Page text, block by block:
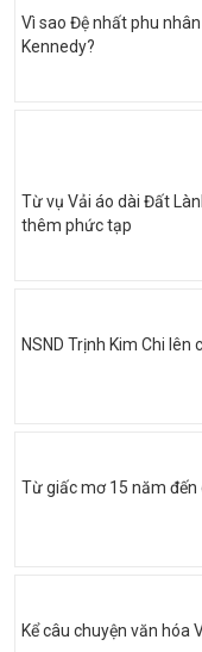
Vì sao Đệ nhất phu
Kennedy?
Từ vụ Vải áo dài Đất
thêm phức tạp
NSND Trịnh Kim Chi lên
Từ giấc mơ 15 năm
Kể câu chuyện văn hóa